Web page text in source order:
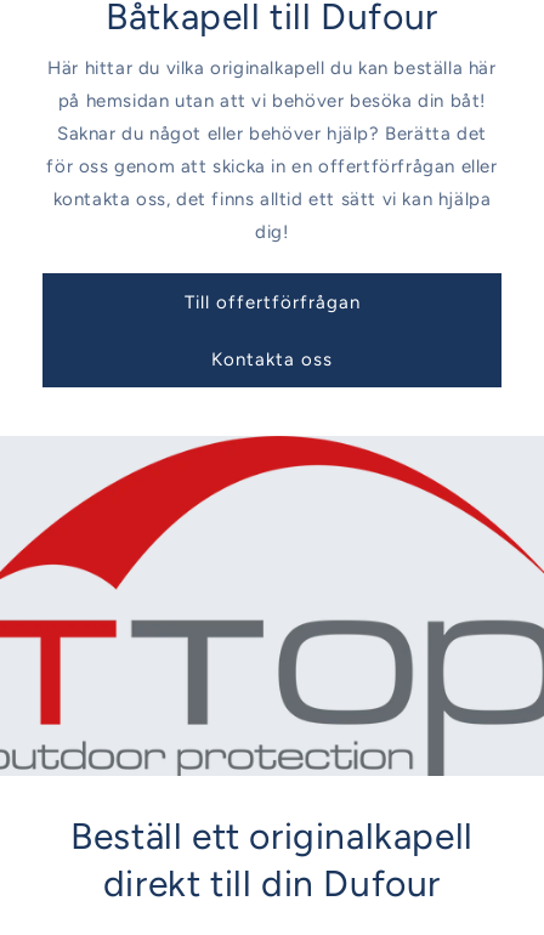
Båtkapell till Dufour
Här hittar du vilka originalkapell du kan beställa här
på hemsidan utan att vi behöver besöka din båt!
Saknar du något eller behöver hjälp? Berätta det
för oss genom att skicka in en offertförfrågan eller
kontakta oss, det finns alltid ett sätt vi kan hjälpa
dig!
Till offertförfrågan
Kontakta oss
Beställ ett originalkapell
direkt till din Dufour